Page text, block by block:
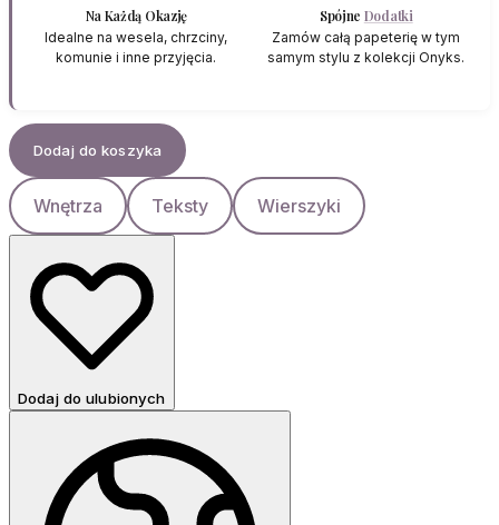
Na Każdą Okazję
Idealne na wesela, chrzciny,
komunie i inne przyjęcia.
Spójne Dodatki
Zamów całą papeterię w tym
samym stylu z kolekcji Onyks.
Dodaj do koszyka
Wnętrza Teksty Wierszyki
Dodaj do ulubionych